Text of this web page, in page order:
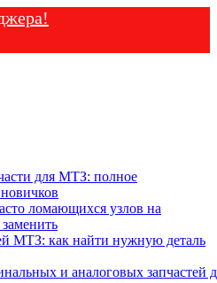
для МТЗ: полное
ломающихся узлов на
МТЗ: как найти нужную деталь
и аналоговых